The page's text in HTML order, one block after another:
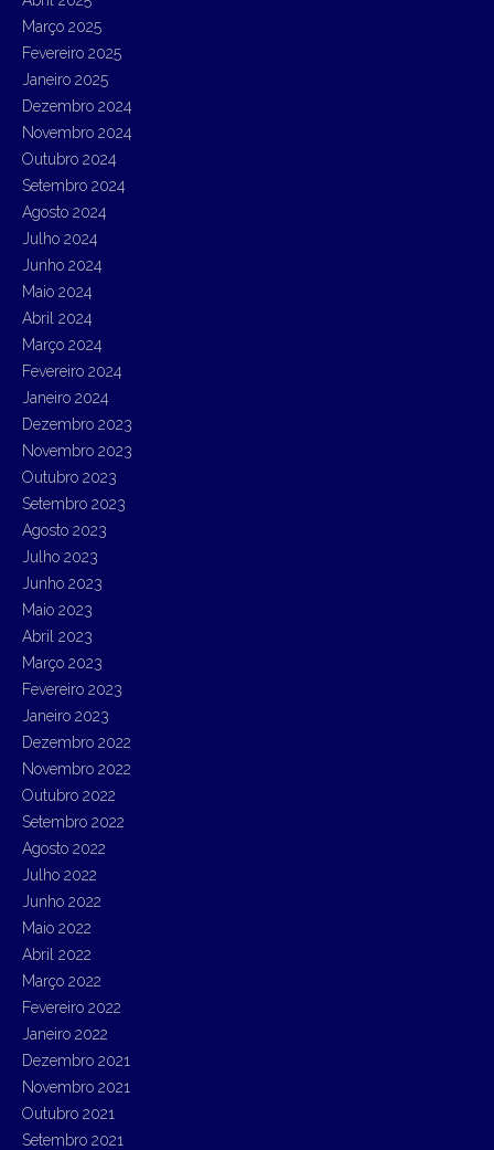
Março 2025
Fevereiro 2025
Janeiro 2025
Dezembro 2024
Novembro 2024
Outubro 2024
Setembro 2024
Agosto 2024
Julho 2024
Junho 2024
Maio 2024
Abril 2024
Março 2024
Fevereiro 2024
Janeiro 2024
Dezembro 2023
Novembro 2023
Outubro 2023
Setembro 2023
Agosto 2023
Julho 2023
Junho 2023
Maio 2023
Abril 2023
Março 2023
Fevereiro 2023
Janeiro 2023
Dezembro 2022
Novembro 2022
Outubro 2022
Setembro 2022
Agosto 2022
Julho 2022
Junho 2022
Maio 2022
Abril 2022
Março 2022
Fevereiro 2022
Janeiro 2022
Dezembro 2021
Novembro 2021
Outubro 2021
Setembro 2021